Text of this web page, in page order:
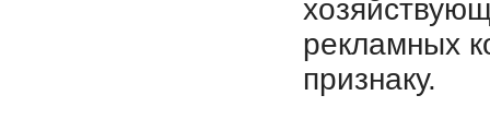
рекламных
признаку.